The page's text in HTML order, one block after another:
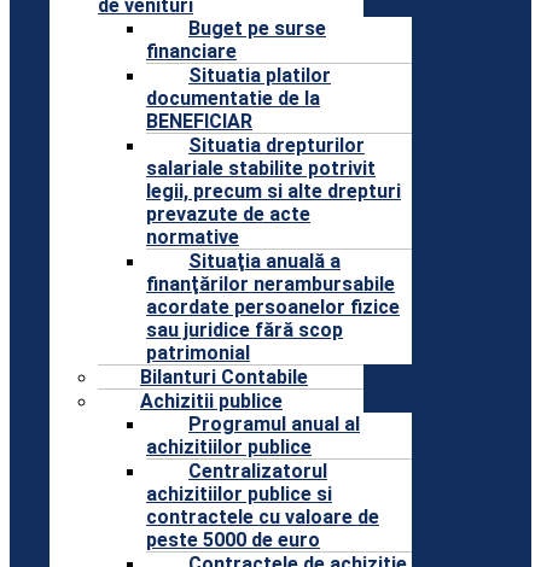
de venituri
Buget pe surse
financiare
Situatia platilor
documentatie de la
BENEFICIAR
Situatia drepturilor
salariale stabilite potrivit
legii, precum si alte drepturi
prevazute de acte
normative
Situaţia anuală a
finanţărilor nerambursabile
acordate persoanelor fizice
sau juridice fără scop
patrimonial
Bilanturi Contabile
Achizitii publice
Programul anual al
achizitiilor publice
Centralizatorul
achizitiilor publice si
contractele cu valoare de
peste 5000 de euro